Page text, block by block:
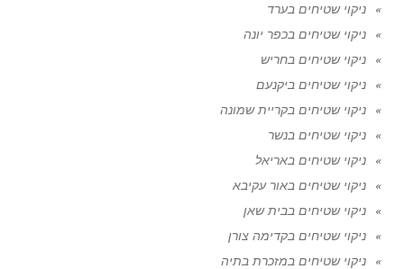
ניקוי שטיחים בערד
ניקוי שטיחים בכפר יונה
ניקוי שטיחים בחריש
ניקוי שטיחים ביקנעם
ניקוי שטיחים בקריית שמונה
ניקוי שטיחים בנשר
ניקוי שטיחים באריאל
ניקוי שטיחים באור עקיבא
ניקוי שטיחים בבית שאן
ניקוי שטיחים בקדימה צורן
ניקוי שטיחים במזכרת בתיה